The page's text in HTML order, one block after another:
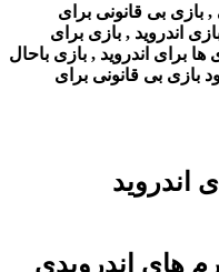
, بازی بی قانونی برای
بازی اندروید , بازی برای
ها برای اندروید , بازی باحال
بازی بی قانونی برای
اندروید
های اندرویدی